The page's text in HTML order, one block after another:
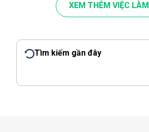
XEM THÊM VIỆC LÀM
Tìm kiếm gần đây